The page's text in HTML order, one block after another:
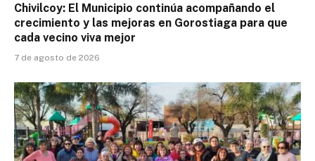
Chivilcoy: El Municipio continúa acompañando el
crecimiento y las mejoras en Gorostiaga para que
cada vecino viva mejor
7 de agosto de 2026